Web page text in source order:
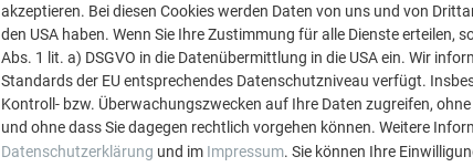
akzeptieren. Bei diesen Cookies werden Daten von uns und von
den USA haben. Wenn Sie Ihre Zustimmung für alle Dienste erteilen,
Abs. 1 lit. a) DSGVO in die Datenübermittlung in die USA ein. Wir
Standards der EU entsprechendes Datenschutzniveau verfügt.
Kontroll- bzw. Überwachungszwecken auf Ihre Daten zugreifen,
und ohne dass Sie dagegen rechtlich vorgehen können. Weitere
Datenschutzerklärung und im Impressum. Sie können Ihre